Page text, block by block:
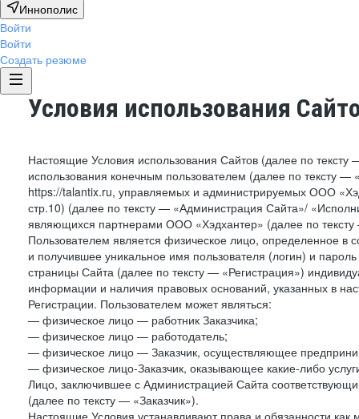
Иннополис
Войти
Войти
Создать резюме
Условия использования
Настоящие Условия использования Сайтов (далее по
использования конечным пользователем (далее по тексту
https://talantix.ru, управляемых и администрируемых ООО
стр.10) (далее по тексту — «Администрация Сайта»/
являющихся партнерами ООО «Хэдхантер» (далее по
Пользователем является физическое лицо, определенное в
и получившее уникальное имя пользователя (логин) и
страницы Сайта (далее по тексту — «Регистрация»)
информации и наличия правовых оснований, указанных в
Регистрации. Пользователем может являться:
— физическое лицо — работник Заказчика;
— физическое лицо — работодатель;
— физическое лицо — Заказчик, осуществляющее
— физическое лицо-Заказчик, оказывающее какие-либо
Лицо, заключившее с Администрацией Сайта
(далее по тексту — «Заказчик»).
Настоящие Условия устанавливают права и обязанности